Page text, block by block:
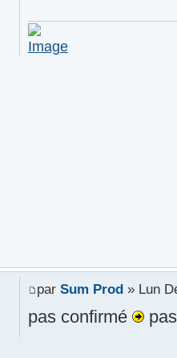
par Sum Prod» Lun
pas confirmé